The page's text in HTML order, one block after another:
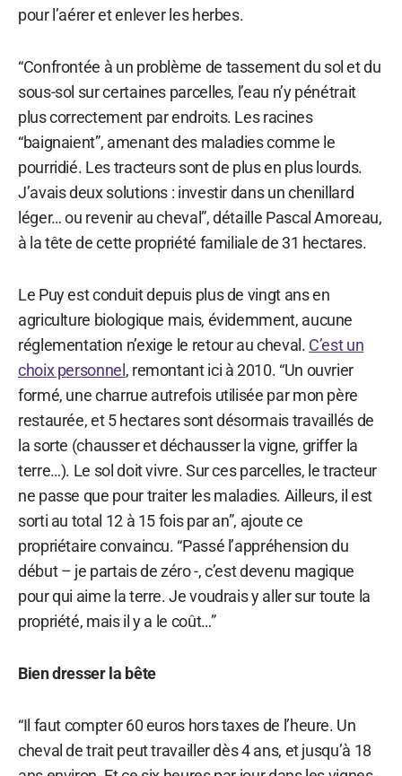
pour l’aérer et enlever les herbes.
“Confrontée à un problème de tassement du sol et du
sous-sol sur certaines parcelles, l’eau n’y pénétrait
plus correctement par endroits. Les racines
“baignaient”, amenant des maladies comme le
pourridié. Les tracteurs sont de plus en plus lourds.
J’avais deux solutions : investir dans un chenillard
léger… ou revenir au cheval”, détaille Pascal Amoreau,
à la tête de cette propriété familiale de 31 hectares.
Le Puy est conduit depuis plus de vingt ans en
agriculture biologique mais, évidemment, aucune
réglementation n’exige le retour au cheval. C’est un
choix personnel , remontant ici à 2010. “Un ouvrier
formé, une charrue autrefois utilisée par mon père
restaurée, et 5 hectares sont désormais travaillés de
la sorte (chausser et déchausser la vigne, griffer la
terre…). Le sol doit vivre. Sur ces parcelles, le tracteur
ne passe que pour traiter les maladies. Ailleurs, il est
sorti au total 12 à 15 fois par an”, ajoute ce
propriétaire convaincu. “Passé l’appréhension du
début – je partais de zéro -, c’est devenu magique
pour qui aime la terre. Je voudrais y aller sur toute la
propriété, mais il y a le coût…”
Bien dresser la bête
“Il faut compter 60 euros hors taxes de l’heure. Un
cheval de trait peut travailler dès 4 ans, et jusqu’à 18